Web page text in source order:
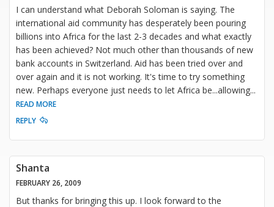
I can understand what Deborah Soloman is saying. The
international aid community has desperately been pouring
billions into Africa for the last 2-3 decades and what exactly
has been achieved? Not much other than thousands of new
bank accounts in Switzerland. Aid has been tried over and
over again and it is not working. It's time to try something
new. Perhaps everyone just needs to let Africa be...allowing...
READ MORE
REPLY
Shanta
FEBRUARY 26, 2009
But thanks for bringing this up. I look forward to the